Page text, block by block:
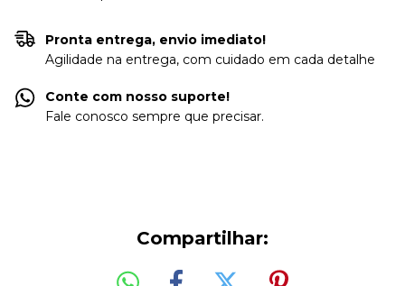
Pronta entrega, envio imediato!
Agilidade na entrega, com cuidado em cada detalhe
Conte com nosso suporte!
Fale conosco sempre que precisar.
Compartilhar: